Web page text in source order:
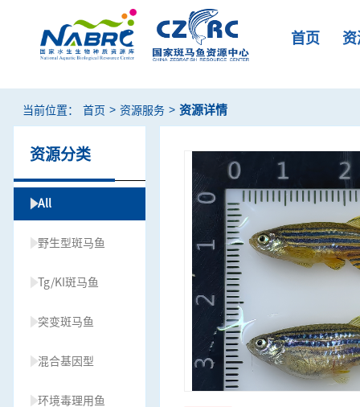
首页
当前位置： 首页 > 资源服务 > 资源详情
资源分类
All
野生型斑马鱼
Tg/KI斑马鱼
突变斑马鱼
混合基因型
环境毒理用鱼